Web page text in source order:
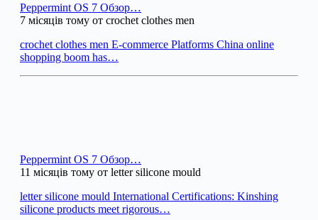
Peppermint OS 7 Обзор…
7 місяців тому от crochet clothes men
crochet clothes men E-commerce Platforms China online
shopping boom has…
Peppermint OS 7 Обзор…
11 місяців тому от letter silicone mould
letter silicone mould International Certifications: Kinshing
silicone products meet rigorous…